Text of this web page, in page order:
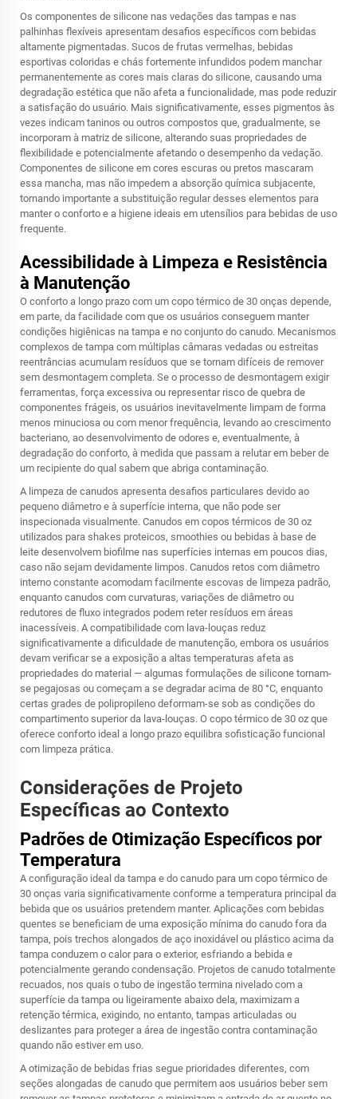
Os componentes de silicone nas vedações das tampas e nas
palhinhas flexíveis apresentam desafios específicos com bebidas
altamente pigmentadas. Sucos de frutas vermelhas, bebidas
esportivas coloridas e chás fortemente infundidos podem manchar
permanentemente as cores mais claras do silicone, causando uma
degradação estética que não afeta a funcionalidade, mas pode reduzir
a satisfação do usuário. Mais significativamente, esses pigmentos às
vezes indicam taninos ou outros compostos que, gradualmente, se
incorporam à matriz de silicone, alterando suas propriedades de
flexibilidade e potencialmente afetando o desempenho da vedação.
Componentes de silicone em cores escuras ou pretos mascaram
essa mancha, mas não impedem a absorção química subjacente,
tornando importante a substituição regular desses elementos para
manter o conforto e a higiene ideais em utensílios para bebidas de uso
frequente.
Acessibilidade à Limpeza e Resistência
à Manutenção
O conforto a longo prazo com um copo térmico de 30 onças depende,
em parte, da facilidade com que os usuários conseguem manter
condições higiênicas na tampa e no conjunto do canudo. Mecanismos
complexos de tampa com múltiplas câmaras vedadas ou estreitas
reentrâncias acumulam resíduos que se tornam difíceis de remover
sem desmontagem completa. Se o processo de desmontagem exigir
ferramentas, força excessiva ou representar risco de quebra de
componentes frágeis, os usuários inevitavelmente limpam de forma
menos minuciosa ou com menor frequência, levando ao crescimento
bacteriano, ao desenvolvimento de odores e, eventualmente, à
degradação do conforto, à medida que passam a relutar em beber de
um recipiente do qual sabem que abriga contaminação.
A limpeza de canudos apresenta desafios particulares devido ao
pequeno diâmetro e à superfície interna, que não pode ser
inspecionada visualmente. Canudos em copos térmicos de 30 oz
utilizados para shakes proteicos, smoothies ou bebidas à base de
leite desenvolvem biofilme nas superfícies internas em poucos dias,
caso não sejam devidamente limpos. Canudos retos com diâmetro
interno constante acomodam facilmente escovas de limpeza padrão,
enquanto canudos com curvaturas, variações de diâmetro ou
redutores de fluxo integrados podem reter resíduos em áreas
inacessíveis. A compatibilidade com lava-louças reduz
significativamente a dificuldade de manutenção, embora os usuários
devam verificar se a exposição a altas temperaturas afeta as
propriedades do material — algumas formulações de silicone tornam-
se pegajosas ou começam a se degradar acima de 80 °C, enquanto
certas grades de polipropileno deformam-se sob as condições do
compartimento superior da lava-louças. O copo térmico de 30 oz que
oferece conforto ideal a longo prazo equilibra sofisticação funcional
com limpeza prática.
Considerações de Projeto
Específicas ao Contexto
Padrões de Otimização Específicos por
Temperatura
A configuração ideal da tampa e do canudo para um copo térmico de
30 onças varia significativamente conforme a temperatura principal da
bebida que os usuários pretendem manter. Aplicações com bebidas
quentes se beneficiam de uma exposição mínima do canudo fora da
tampa, pois trechos alongados de aço inoxidável ou plástico acima da
tampa conduzem o calor para o exterior, esfriando a bebida e
potencialmente gerando condensação. Projetos de canudo totalmente
recuados, nos quais o tubo de ingestão termina nivelado com a
superfície da tampa ou ligeiramente abaixo dela, maximizam a
retenção térmica, exigindo, no entanto, tampas articuladas ou
deslizantes para proteger a área de ingestão contra contaminação
quando não estiver em uso.
A otimização de bebidas frias segue prioridades diferentes, com
seções alongadas de canudo que permitem aos usuários beber sem